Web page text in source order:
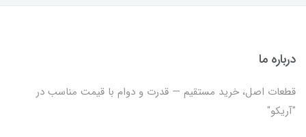
درباره ما
قطعات اصل، خرید مستقیم — قدرت و دوام با قیمت مناسب در
"آریکو"